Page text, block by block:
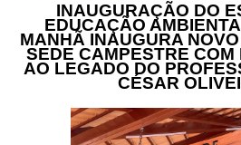
INAUGURAÇÃO DO
EDUCAÇÃO
MANHÃ INAUGURA
SEDE CAMPESTRE COM
AO LEGADO DO
CÉSAR